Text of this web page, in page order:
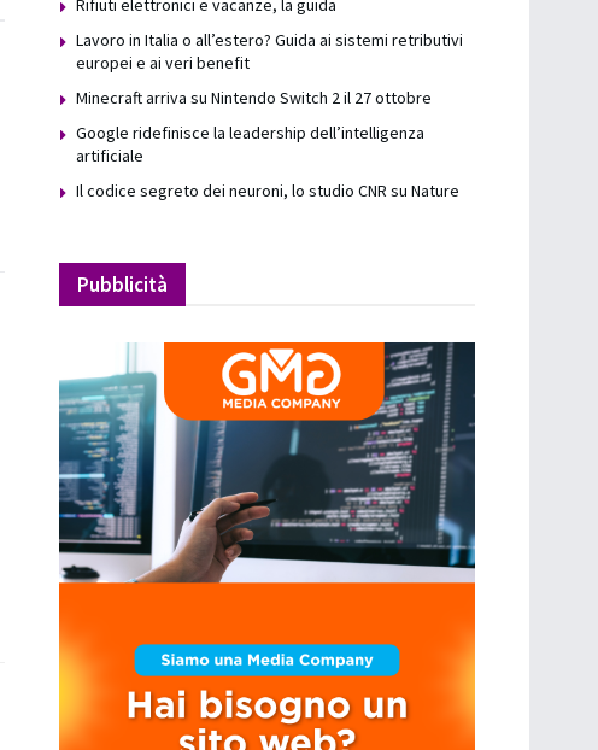
Rifiuti elettronici e vacanze, la guida
Lavoro in Italia o all’estero? Guida ai sistemi retributivi
europei e ai veri benefit
Minecraft arriva su Nintendo Switch 2 il 27 ottobre
Google ridefinisce la leadership dell’intelligenza
artificiale
Il codice segreto dei neuroni, lo studio CNR su Nature
Pubblicità